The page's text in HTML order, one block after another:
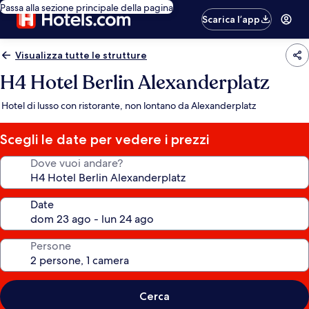
Passa alla sezione principale della pagina
Scarica l’app
Visualizza tutte le strutture
H4 Hotel Berlin Alexanderplatz
Hotel di lusso con ristorante, non lontano da Alexanderplatz
Scegli le date per vedere i prezzi
Dove vuoi andare?
Date
Persone
Cerca